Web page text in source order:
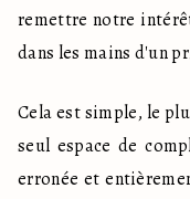
remettre notre
dans les mains d'un
Cela est simple, le
seul espace de
erronée et